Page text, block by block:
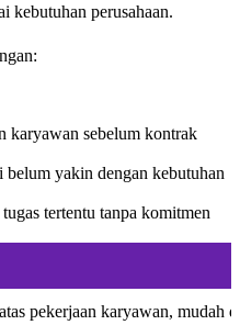
kebutuhan perusahaan.
karyawan sebelum kontrak
belum yakin dengan kebutuhan
tertentu tanpa komitmen
pekerjaan karyawan, mudah